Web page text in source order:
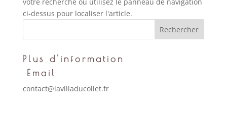
ci-dessus pour localiser l'article.
Plus d'information
Email
contact@lavilladucollet.fr